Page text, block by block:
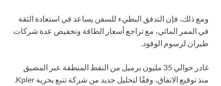
ومع ذلك، فإن التدفق البطيء للسفن يساعد في استعادة الثقة
في الممر المائي، مع تراجع أسعار الطاقة وتخفيض عدة شركات
طيران لرسوم الوقود.
غادر حوالي 35 مليون برميل من النفط المنطقة عبر المضيق
منذ توقيع الاتفاق، وفقًا لتحليل جديد من شركة تتبع بحرية Kpler.